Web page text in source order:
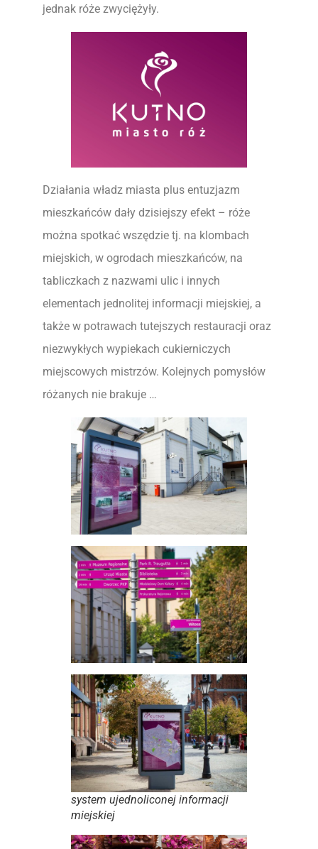
jednak róże zwyciężyły.
Działania władz miasta plus entuzjazm
mieszkańców dały dzisiejszy efekt – róże
można spotkać wszędzie tj. na klombach
miejskich, w ogrodach mieszkańców, na
tabliczkach z nazwami ulic i innych
elementach jednolitej informacji miejskiej, a
także w potrawach tutejszych restauracji oraz
niezwykłych wypiekach cukierniczych
miejscowych mistrzów. Kolejnych pomysłów
różanych nie brakuje …
system ujednoliconej informacji
miejskiej